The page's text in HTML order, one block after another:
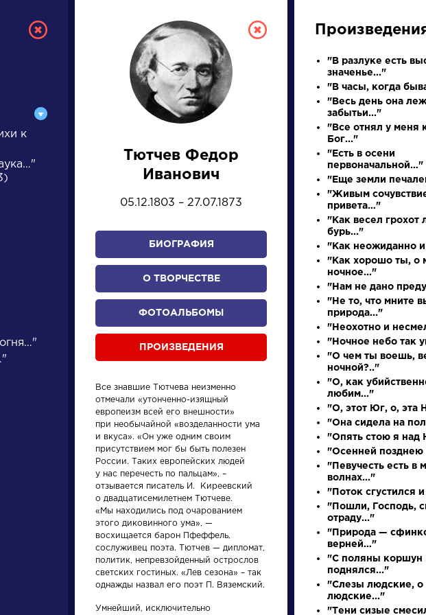
РУССКАЯ
ДЛЯ ПРЕЗЕНТАЦИЙ, УРОКОВ
З Т У
произведения персонажи
Произведения
На птичку
Произведения
Гусар
Ода
к
Тютчев Федор
Иванович
05.12.1803 – 27.07.1873
БИОГРАФИЯ
О ТВОРЧЕСТВЕ
ФОТОАЛЬБОМЫ
ПРОИЗВЕДЕНИЯ
Все знавшие Тютчева неизменно
отмечали «утонченно-изящный
европеизм всей его внешности»
при необычайной «возделанности ума
и вкуса». «Он уже одним своим
присутствием мог бы быть полезен
России. Таких европейских людей
у нас перечесть по пальцам», –
отзывается писатель И. Киреевский
о двадцатисемилетнем Тютчеве.
«Мы находились под очарованием
этого диковинного ума», —
восхищается барон Пфеффель,
сослуживец поэта. Тютчев — дипломат,
политик, непревзойденный острослов
светских гостиных. «Лев сезона» – так
однажды назвал его поэт П. Вяземский.
Умнейший, исключительно
"В разлуке есть
значенье..."
"В часы, когда
"Весь день она
забытьи..."
"Все отнял у меня
Бог..."
"Есть в осени
первоначальной…"
"Еще земли
"Живым
привета…"
"Как весел грохот
бурь..."
"Как неожиданно
"Как хорошо ты, о
ночное..."
"Нам не дано
"Не то, что мните
природа..."
"Неохотно и
"Ночное небо так
"О чем ты воешь,
ночной?.."
"О, как
любим..."
"О, этот Юг, о, эта
"Она сидела на
"Опять стою я над
"Осенней позднею
"Певучесть есть в
волнах..."
"Поток сгустился
"Пошли, Господь,
отраду..."
"Природа —
верней…"
"С поляны коршун
поднялся..."
"Слезы людские, о
людские..."
"Тени сизые